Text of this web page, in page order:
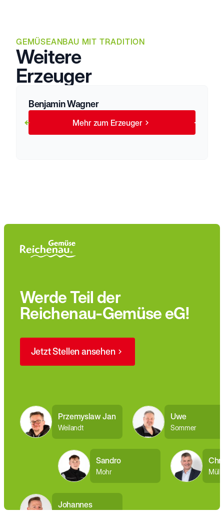
GEMÜSEANBAU MIT TRADITION
Weitere
Erzeuger
Benjamin Wagner
Mehr zum Erzeuger
Werde Teil der
Reichenau-Gemüse eG!
Jetzt Stellen ansehen
Przemyslaw Jan
Weilandt
Uwe
Sommer
Sandro
Mohr
Johannes